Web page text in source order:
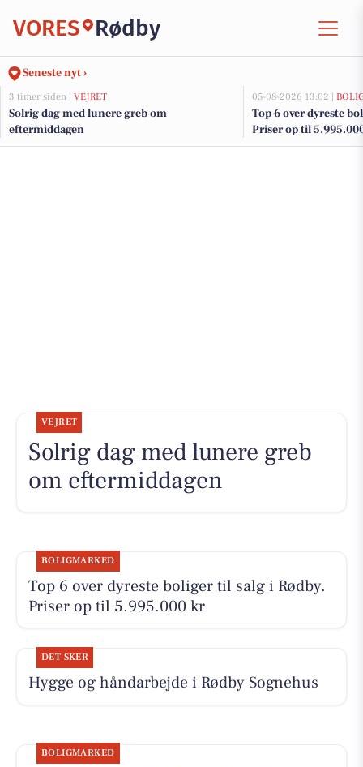
VORES Rødby
Seneste nyt ›
3 timer siden | VEJRET
Solrig dag med lunere greb om
eftermiddagen
05-08-2026 13:02 |
Top 6 over dyreste
Priser op til
VEJRET
Solrig dag med lunere greb
om eftermiddagen
BOLIGMARKED
Top 6 over dyreste boliger til salg i Rødby.
Priser op til 5.995.000 kr
DET SKER
Hygge og håndarbejde i Rødby Sognehus
BOLIGMARKED